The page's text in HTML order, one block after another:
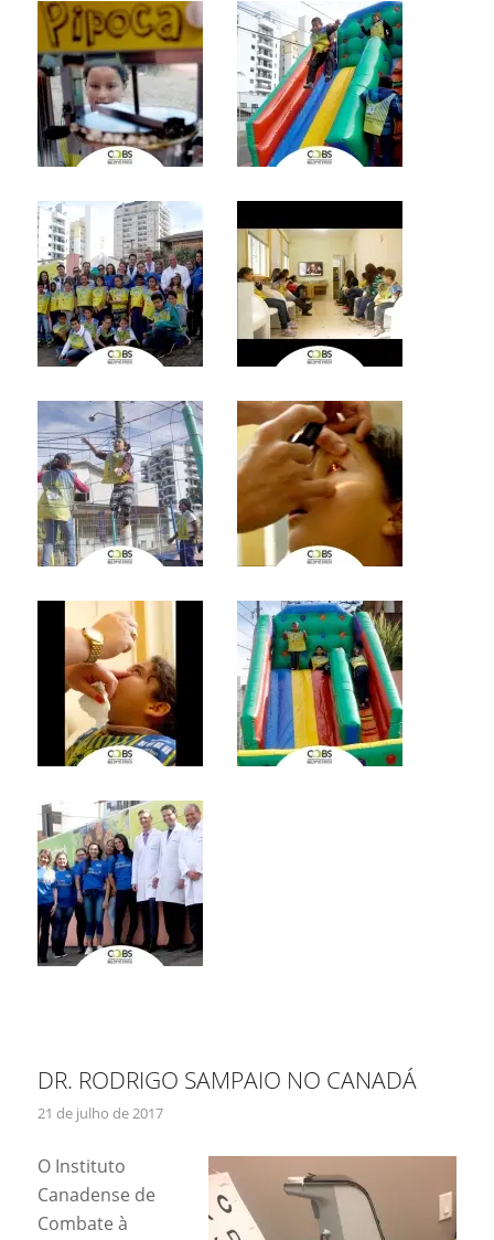
DR. RODRIGO SAMPAIO NO CANADÁ
21 de julho de 2017
O Instituto
Canadense de
Combate à